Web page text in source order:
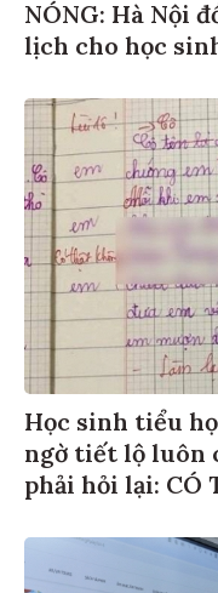
NÓNG: Hà Nội
lịch cho học
Học sinh tiểu
ngờ tiết lộ luôn
phải hỏi lại: CÓ